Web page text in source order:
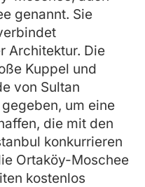
genannt. Sie
Architektur. Die
Kuppel und
von Sultan
um eine
die mit den
konkurrieren
Ortaköy-Moschee
kostenlos